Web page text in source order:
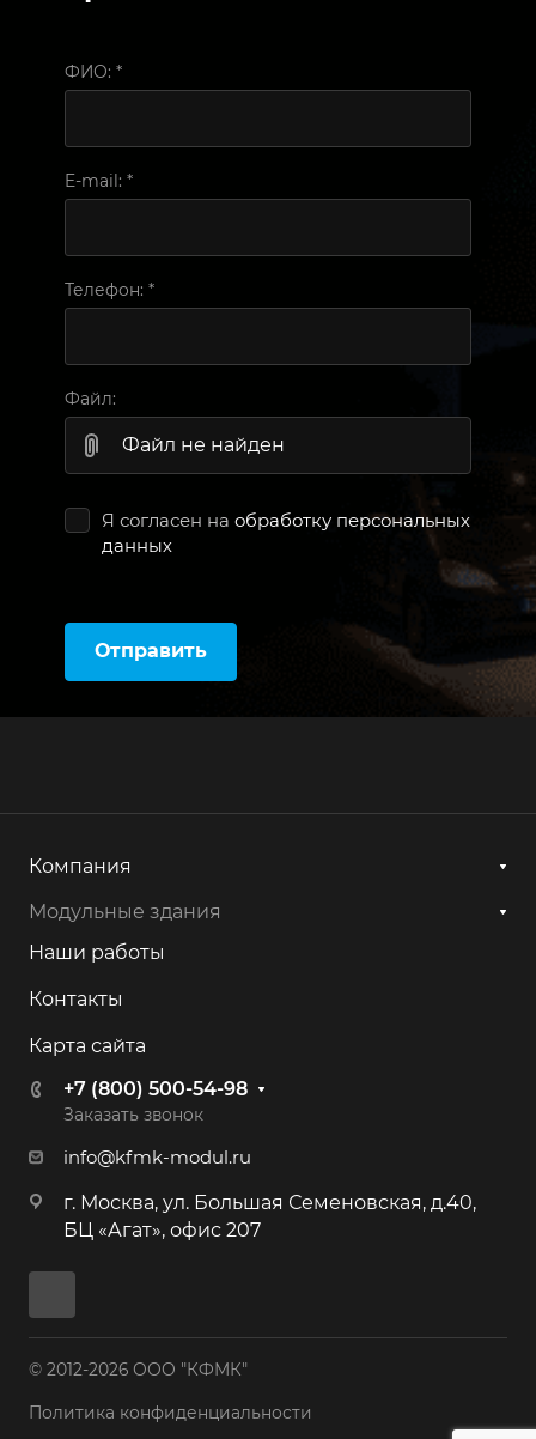
ФИО: *
E-mail: *
Телефон: *
Файл:
Файл не найден
Я согласен на обработку персональных
данных
Отправить
Компания
Модульные здания
Наши работы
Контакты
Карта сайта
+7 (800) 500-54-98
Заказать звонок
info@kfmk-modul.ru
г. Москва, ул. Большая Семеновская, д.40,
БЦ «Агат», офис 207
© 2012-2026 ООО "КФМК"
Политика конфиденциальности